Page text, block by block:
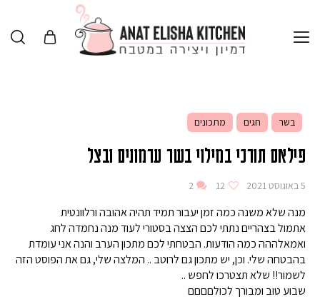
בשר חגים מתכונים
פילאס תורכי במילוי בשר ערמונים ובצל
5 באוגוסט 2021 12
2
מנה שלא משנה כמה זמן יעבור תמיד תהיה אהובה ורלוונטית
אתמול בצהריים נתתי לכם הצצה בסטורי לעוד מנה נחמדה לחג
ואמאלההה כמה הודעות. הבטחתי לכם מתכון הערב והנה אני עומדת
בהבטחה שלי. וכן, יש מתכון גם לרוטב .. המלצה שלי, גם את הפוסט הזה
לשמור!! שלא תצטרכו לחפש ..
שבוע טוב ומבורך לכולםםםם